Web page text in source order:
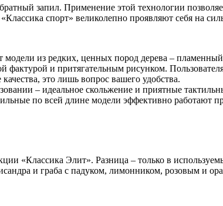
запил. Применение этой технологии
спорт» великолепно проявляют себя на
из редких, ценных пород дерева –
фактурой и притягательным рисунком.
это лишь вопрос вашего удобства.
– идеальное скольжение и приятные
по всей длине модели эффективно
«Классика Элит». Разница – только в
и граба с падуком, лимонником, розовым и